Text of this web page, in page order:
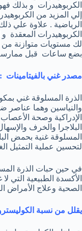
الكربوهيدرات و بذلك
إلي المزيد من
الرياضية . علاوة علي
الكربوهيدرات المعقدة
لك مستويات متوازنة من
بضع ساعات قبل
مصدر غني بالفيتامينات :
الذرة المسلوقة غني
والنياسين وهما عناصر
الإدراكية وصحة
البلاجرا والخرف
المسلوقة غنية بحمض
لتحسين عملية التمثيل
في حين حبات الذرة
الأكسدة الطبيعية التي
الصحية وعلاج الأمراض
يقلل من نسبة